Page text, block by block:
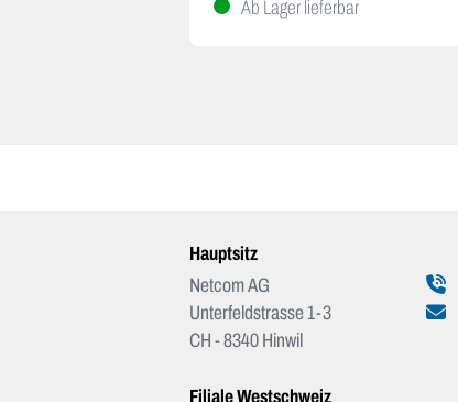
Ab Lager lieferbar
Hauptsitz
Netcom AG
Unterfeldstrasse 1-3
CH - 8340 Hinwil
Filiale Westschweiz